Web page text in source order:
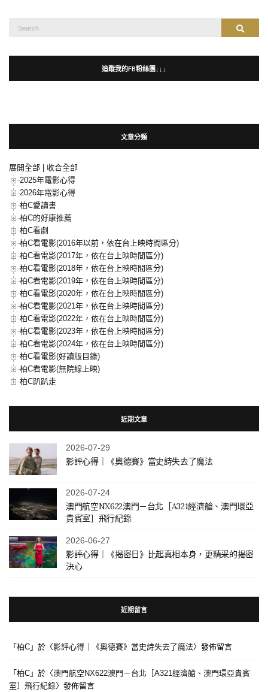
Search
Search
追蹤我的FB粉絲團↓↓↓
文章分類
展開全部
收合全部
2025年電影心得
2026年電影心得
柏C愛讀書
柏C的好康推薦
柏C看劇
柏C看電影(2016年以前，依在台上映時間區分)
柏C看電影(2017年，依在台上映時間區分)
柏C看電影(2018年，依在台上映時間區分)
柏C看電影(2019年，依在台上映時間區分)
柏C看電影(2020年，依在台上映時間區分)
柏C看電影(2021年，依在台上映時間區分)
柏C看電影(2022年，依在台上映時間區分)
柏C看電影(2023年，依在台上映時間區分)
柏C看電影(2024年，依在台上映時間區分)
柏C看電影(好讀版目錄)
柏C看電影(無院線上映)
柏C趴趴走
近期文章
2026-07-29
影評心得｜《奧德賽》當史詩失去了魔法
2026-07-24
澳門航空NX622澳門－台北［A321經濟艙、澳門環亞
貴賓室］飛行紀錄
2026-06-27
影評心得｜《揭密日》比起真相本身，更精采的揭密
決心
近期留言
「 柏C 」於〈影評心得｜《奧德賽》當史詩失去了魔法〉發佈留言
「 柏C 」於〈澳門航空NX622澳門－台北［A321經濟艙、澳門環亞貴賓
室］飛行紀錄〉發佈留言